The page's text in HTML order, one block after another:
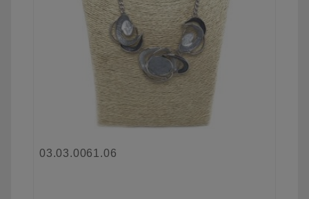
03.03.0061.06